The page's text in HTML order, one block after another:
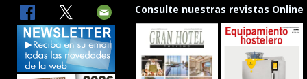
Consulte nuestras revistas Online